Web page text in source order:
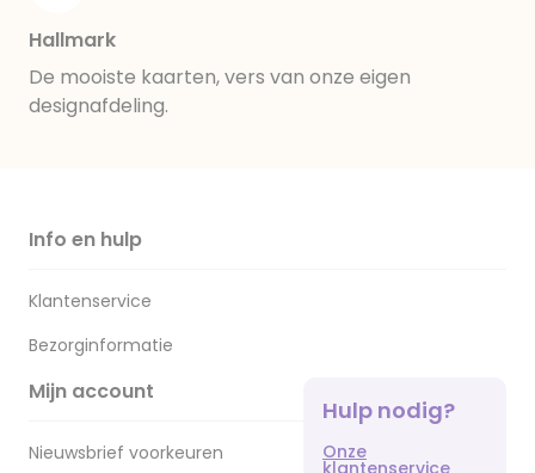
Hallmark
De mooiste kaarten, vers van onze eigen
designafdeling.
Info en hulp
Klantenservice
Bezorginformatie
Mijn account
Nieuwsbrief voorkeuren
Hulp nodig?
Onze
klantenservice